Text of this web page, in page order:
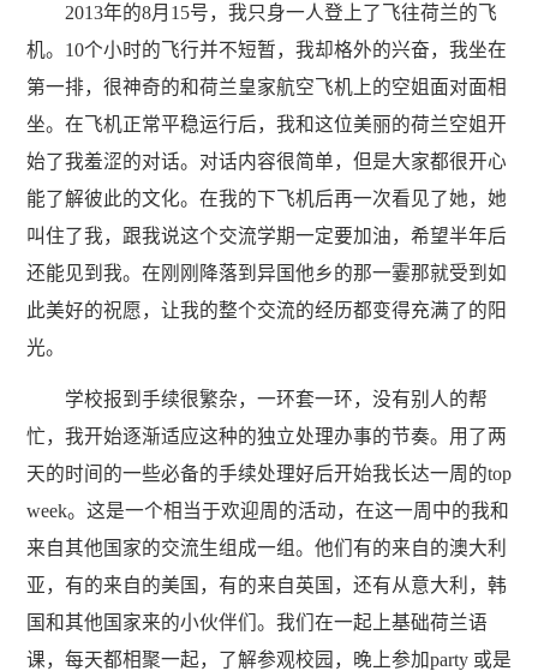
2013年的8月15号，我只身一人登上了飞往荷兰的飞
机。10个小时的飞行并不短暂，我却格外的兴奋，我坐在
第一排，很神奇的和荷兰皇家航空飞机上的空姐面对面相
坐。在飞机正常平稳运行后，我和这位美丽的荷兰空姐开
始了我羞涩的对话。对话内容很简单，但是大家都很开心
能了解彼此的文化。在我的下飞机后再一次看见了她，她
叫住了我，跟我说这个交流学期一定要加油，希望半年后
还能见到我。在刚刚降落到异国他乡的那一霎那就受到如
此美好的祝愿，让我的整个交流的经历都变得充满了的阳
光。
学校报到手续很繁杂，一环套一环，没有别人的帮
忙，我开始逐渐适应这种的独立处理办事的节奏。用了两
天的时间的一些必备的手续处理好后开始我长达一周的top
week。这是一个相当于欢迎周的活动，在这一周中的我和
来自其他国家的交流生组成一组。他们有的来自的澳大利
亚，有的来自的美国，有的来自英国，还有从意大利，韩
国和其他国家来的小伙伴们。我们在一起上基础荷兰语
课，每天都相聚一起，了解参观校园，晚上参加party 或是